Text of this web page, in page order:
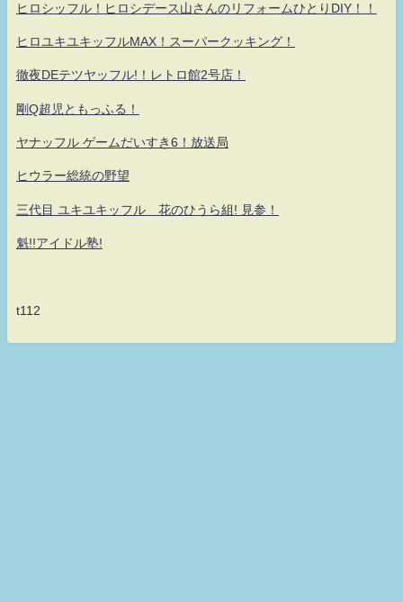
ヒロシッフル！ヒロシデース山さんのリフォームひとりDIY！！
ヒロユキユキッフルMAX！スーパークッキング！
徹夜DEテツヤッフル!！レトロ館2号店！
剛Q超児ともっふる！
ヤナッフル ゲームだいすき6！放送局
ヒウラー総統の野望
三代目 ユキユキッフル 花のひうら組! 見参！
魁!!アイドル塾!
t112